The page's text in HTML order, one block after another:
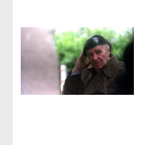
i
g
a